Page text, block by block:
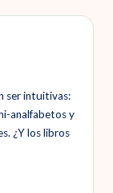
ser intuitivas:
analfabetos y
¿Y los libros